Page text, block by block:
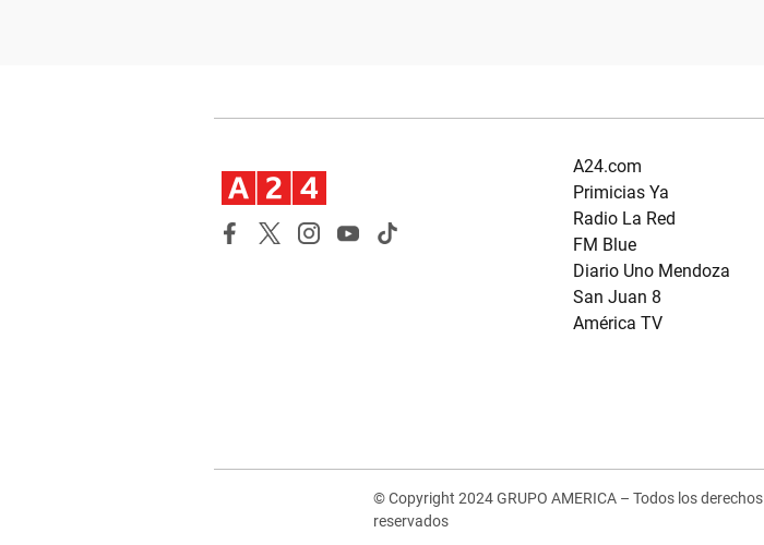
A24.com
Primicias Ya
Radio La Red
FM Blue
Diario Uno Mendoza
San Juan 8
América TV
© Copyright 2024 GRUPO AMERICA – Todos los derechos
reservados